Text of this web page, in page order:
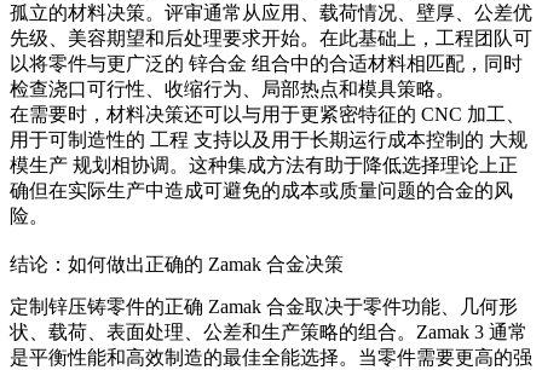
孤立的材料决策。评审通常从应用、载荷情况、壁厚、公差优
先级、美容期望和后处理要求开始。在此基础上，工程团队可
以将零件与更广泛的 锌合金 组合中的合适材料相匹配，同时
检查浇口可行性、收缩行为、局部热点和模具策略。
在需要时，材料决策还可以与用于更紧密特征的 CNC 加工
用于可制造性的 工程 支持以及用于长期运行成本控制的 大规
模生产 规划相协调。这种集成方法有助于降低选择理论上正
确但在实际生产中造成可避免的成本或质量问题的合金的风
险。
结论：如何做出正确的 Zamak 合金决策
定制锌压铸零件的正确 Zamak 合金取决于零件功能、几何形
状、载荷、表面处理、公差和生产策略的组合。Zamak 3 通常
是平衡性能和高效制造的最佳全能选择。当零件需要更高的强